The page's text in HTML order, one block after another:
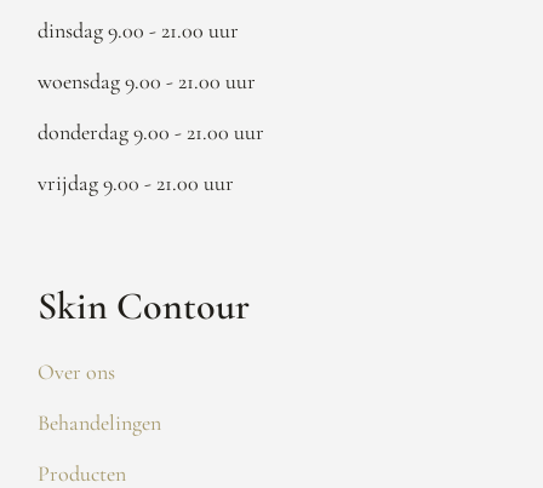
dinsdag 9.00 - 21.00 uur
woensdag 9.00 - 21.00 uur
donderdag 9.00 - 21.00 uur
vrijdag 9.00 - 21.00 uur
Skin Contour
Over ons
Behandelingen
Producten